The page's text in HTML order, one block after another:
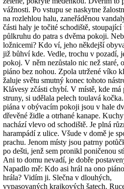
vážnosti. Po vstupu se naskytne
na rozlehlou halu, zaneřáděnou
části haly je točité schodiště, stoupající
půlkruhu do patra s dvěma pokoji.
ložnicemi? Kdo ví, jeho někdejší
již bůhví kde. Vedle, trochu v pozadí,
pokoj. V něm nezůstalo nic než staré,
piáno bez nohou. Zpola utržené víko
žaluje světu smutný konec tohoto
Klávesy zčásti chybí. V místě, kde má
struny, si udělala pelech toulavá
piána v obývacím pokoji jsou v hale
dřevěné židle a otrhané kanape.
nachází vlevo od schodiště. Je plná
harampádí z ulice. Všude v domě je
prachu. Jenom místy jsou patrny
po dešti, jenž sem pronikl poničenou
Ani to domu nevadí, je dobře
Napadlo mě: Kdo asi hrál na ono
hrála? Vidím ji. Slečna v dlouhých,
vypasovaných krajkových šatech.